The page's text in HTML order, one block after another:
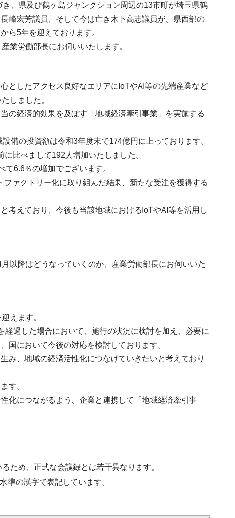
、県及び鶴ヶ島ジャンクション周辺の13市町が埼玉県鶴
峰宏芳議員、そして今は亡き木下高志議員が、県西部の
ら5年を迎えております。
業労働部長にお伺いいたします。
としたアクセス良好なエリアにIoTやAI等の先端産業など
しました。
の経済的効果を及ぼす「地域経済牽引事業」を実施する
備の投資額は令和3年度末で174億円に上っております。
比べまして192人増加いたしました。
6.6％の増加でございます。
ァクトリー化に取り組んだ結果、新たな受注を獲得する
考えており、今後も当該地域におけるIoTやAI等を活用し
以降はどうなっていくのか、産業労働部長にお伺いいた
えます。
過した場合において、施行の状況に検討を加え、必要に
国において今後の対応を検討しております。
み、地域の経済活性化につなげていきたいと考えており
す。
化につながるよう、企業と連携して「地域経済牽引事
ため、正式な会議録とは若干異なります。
準の漢字で表記しています。